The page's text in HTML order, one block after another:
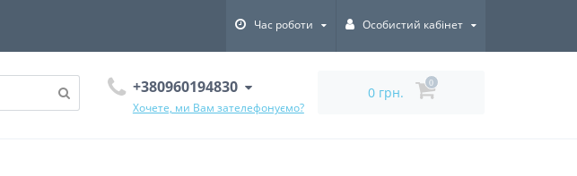
Час роботи Особистий кабінет
+380960194830
Хочете, ми Вам зателефонуємо?
0 грн.
0